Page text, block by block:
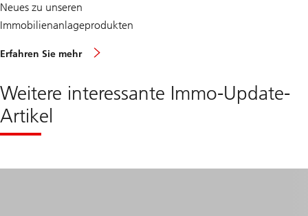
Neues zu unseren
Immobilienanlageprodukten
Erfahren Sie mehr
I
d
Weitere interessante Immo-Update-
Artikel